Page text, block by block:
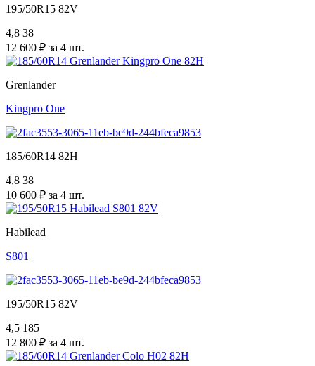
195/50R15 82V
4,8 38
12 600 ₽ за 4 шт.
Grenlander
Kingpro One
185/60R14 82H
4,8 38
10 600 ₽ за 4 шт.
Habilead
S801
195/50R15 82V
4,5 185
12 800 ₽ за 4 шт.